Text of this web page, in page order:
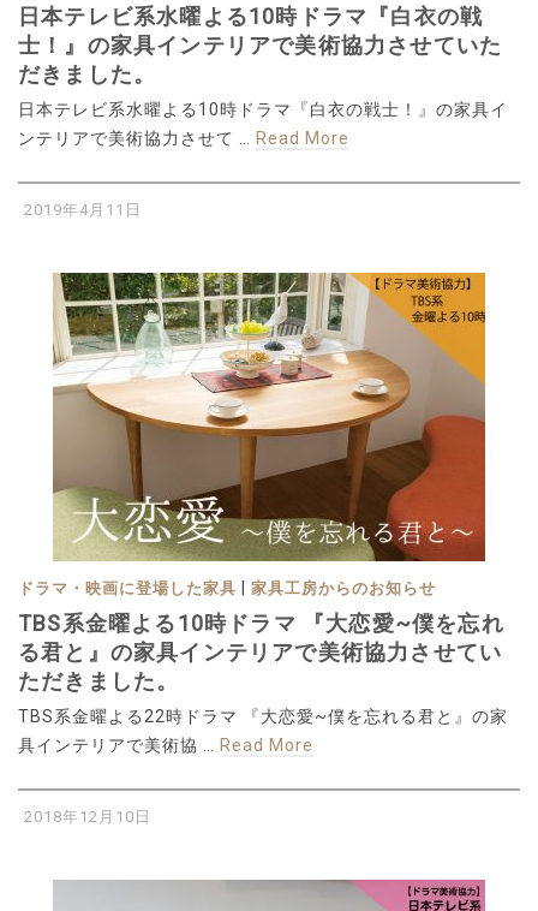
日本テレビ系水曜よる10時ドラマ『白衣の戦
士！』の家具インテリアで美術協力させていた
だきました。
日本テレビ系水曜よる10時ドラマ『白衣の戦士！』の家具イ
ンテリアで美術協力させて …
Read More
2019年4月11日
ドラマ・映画に登場した家具 家具工房からのお知らせ
TBS系金曜よる10時ドラマ 『大恋愛~僕を忘れ
る君と』の家具インテリアで美術協力させてい
ただきました。
TBS系金曜よる22時ドラマ 『大恋愛~僕を忘れる君と』の家
具インテリアで美術協 …
Read More
2018年12月10日